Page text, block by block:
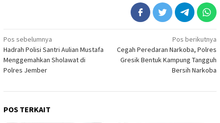
Navigasi
pos
Pos sebelumnya
Hadrah Polisi Santri Aulian Mustafa
Menggemahkan Sholawat di
Polres Jember
Pos berikutnya
Cegah Peredaran Narkoba, Polres
Gresik Bentuk Kampung Tangguh
Bersih Narkoba
POS TERKAIT